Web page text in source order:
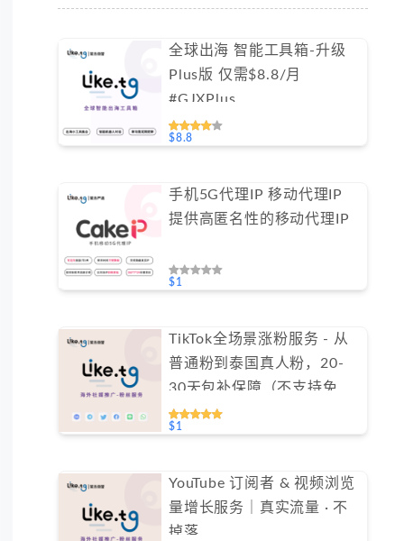
全球出海 智能工具箱-升级
Plus版 仅需$8.8/月
#GJXPlus
$8.8
手机5G代理IP 移动代理IP
提供高匿名性的移动代理IP
$1
TikTok全场景涨粉服务 - 从
普通粉到泰国真人粉，20-
30天包补保障（不支持免费
测试）
$1
YouTube 订阅者 & 视频浏览
量增长服务｜真实流量 · 不
掉落